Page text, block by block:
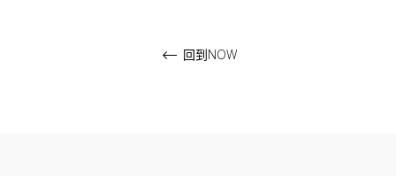
回到NOW